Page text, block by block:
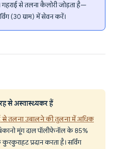
गहराई से तलना कैलोरी जोड़ता है—
(30 ग्राम) में सेवन करें।
से अस्वास्थ्यकर हैं
से तलना उबालने की तुलना में अधिक
मूंग दाल पॉलीफेनॉल के 85%
प्रदान करता है। सर्विंग